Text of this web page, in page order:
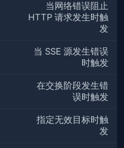
当网络错误阻止
HTTP 请求发生时触
发
当 SSE 源发生错误
时触发
在交换阶段发生错
误时触发
指定无效目标时触
发